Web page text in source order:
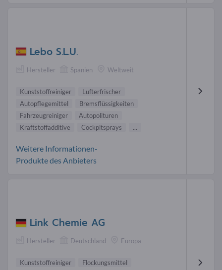
Lebo S.L.U.
Hersteller Spanien Weltweit
Kunststoffreiniger
Lufterfrischer
Autopflegemittel
Bremsflüssigkeiten
Fahrzeugreiniger
Autopolituren
Kraftstoffadditive
Cockpitsprays ...
Weitere Informationen-
Produkte des Anbieters
Link Chemie AG
Hersteller Deutschland Europa
Kunststoffreiniger
Flockungsmittel